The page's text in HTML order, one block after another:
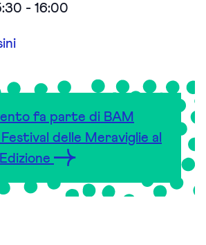
- 16:00
fa parte di BAM
delle Meraviglie al